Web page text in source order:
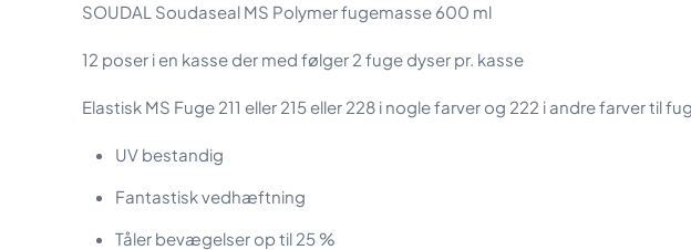
SOUDAL Soudaseal MS Polymer fugemasse 600 ml
12 poser i en kasse der med følger 2 fuge dyser pr. kasse
Elastisk MS Fuge 211 eller 215 eller 228 i nogle farver og 222 i andre farver
UV bestandig
Fantastisk vedhæftning
Tåler bevægelser op til 25 %